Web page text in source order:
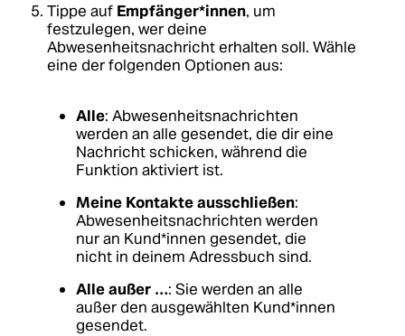
Tippe auf Empfänger*innen, um
festzulegen, wer deine
Abwesenheitsnachricht erhalten soll. Wähle
eine der folgenden Optionen aus:
Alle: Abwesenheitsnachrichten
werden an alle gesendet, die dir eine
Nachricht schicken, während die
Funktion aktiviert ist.
Meine Kontakte ausschließen:
Abwesenheitsnachrichten werden
nur an Kund*innen gesendet, die
nicht in deinem Adressbuch sind.
Alle außer …: Sie werden an alle
außer den ausgewählten Kund*innen
gesendet.